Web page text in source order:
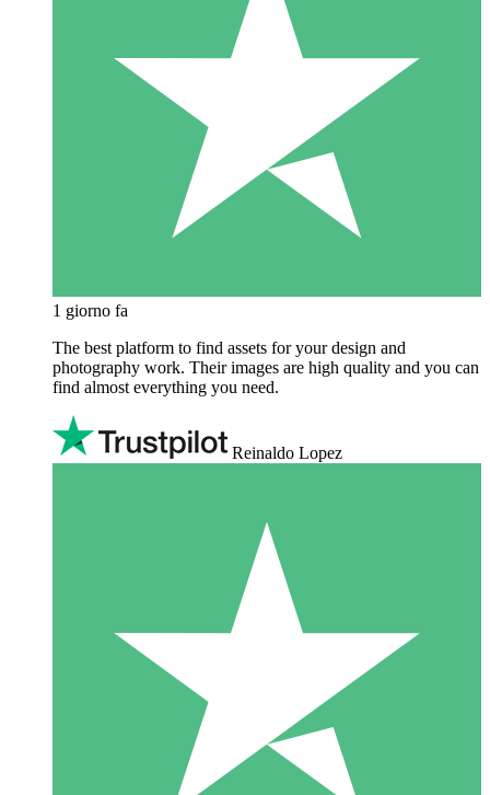
1 giorno fa
The best platform to find assets for your design and
photography work. Their images are high quality and you can
find almost everything you need.
Reinaldo Lopez